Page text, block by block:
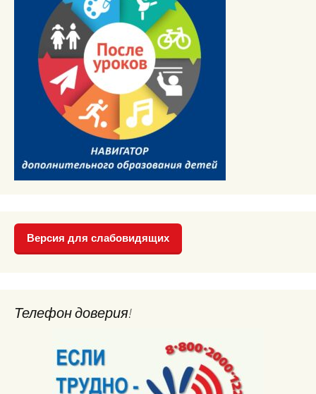
Версия для слабовидящих
Телефон доверия!